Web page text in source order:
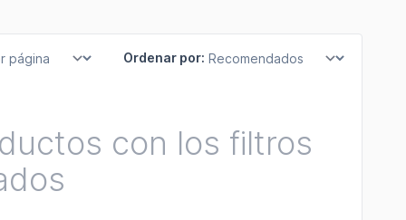
Ordenar por:
con los filtros